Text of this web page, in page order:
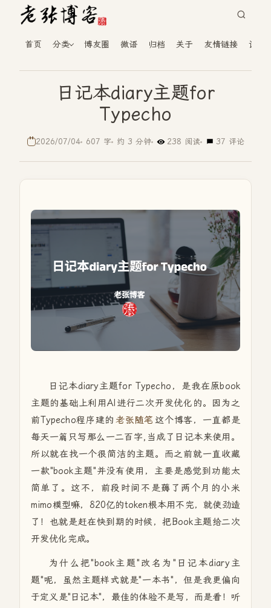
首页 分类 博友圈 微语 归档 关于 友情链接 读者
日记本‌diary主题for
Typecho
2026/07/04 607 字 约 3 分钟 238 阅读 37 评论
日记本diary主题for Typecho，是我在原book
主题的基础上利用AI进行二次开发优化的。因为之
前Typecho程序建的 老张随笔 这个博客，一直都是
每天一篇只写那么一二百字,当成了日记本来使用。
所以就在找一个很简洁的主题。而之前就一直收藏
一款"book主题"并没有使用，主要是感觉到功能太
简单了。这不，前段时间不是薅了两个月的小米
mimo模型嘛，820亿的token根本用不完，就使劲造
了！也就是赶在快到期的时候，把Book主题给二次
开发优化完成。
为什么把"book主题"改名为"日记本diary主
题"呢，虽然主题样式就是"一本书"，但是我更偏向
于定义是"日记本"，最佳的体验不是写，而是看！听